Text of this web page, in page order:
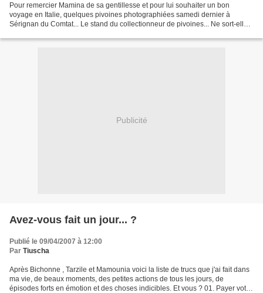
Pour remercier Mamina de sa gentillesse et pour lui souhaiter un bon
voyage en Italie, quelques pivoines photographiées samedi dernier à
Sérignan du Comtat... Le stand du collectionneur de pivoines... Ne sort-elle
Publicité
Avez-vous fait un jour... ?
Publié le 09/04/2007 à 12:00
Par Tiuscha
Après Bichonne , Tarzile et Mamounia voici la liste de trucs que j'ai fait dans
ma vie, de beaux moments, des petites actions de tous les jours, de
épisodes forts en émotion et des choses indicibles. Et vous ? 01. Payer votre